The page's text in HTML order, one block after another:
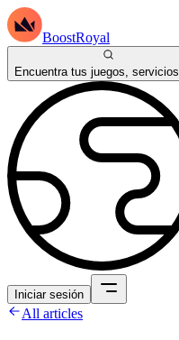
BoostRoyal
Encuentra tus juegos,
Iniciar sesión
All articles